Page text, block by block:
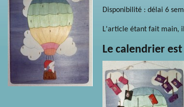
Disponibilité : délai 6
L'article étant fait main,
Le calendrier